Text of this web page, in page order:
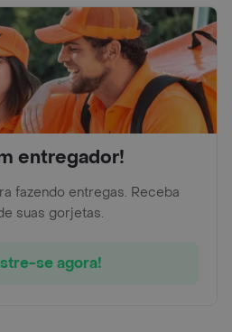
entregador!
fazendo entregas. Receba
suas gorjetas.
se agora!